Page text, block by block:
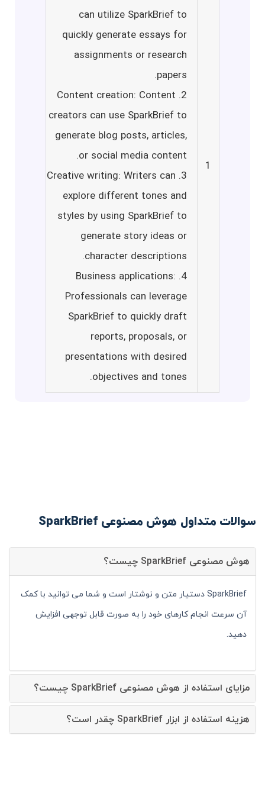
1
can utilize SparkBrief to
quickly generate essays for
assignments or research
papers.
2. Content creation: Content
creators can use SparkBrief to
generate blog posts, articles,
or social media content.
3. Creative writing: Writers can
explore different tones and
styles by using SparkBrief to
generate story ideas or
character descriptions.
4. Business applications:
Professionals can leverage
SparkBrief to quickly draft
reports, proposals, or
presentations with desired
objectives and tones.
سوالات متداول هوش مصنوعی SparkBrief
هوش مصنوعی SparkBrief چیست؟
SparkBrief دستیار متن و نوشتار است و شما می توانید با کمک
آن سرعت انجام کارهای خود را به صورت قابل توجهی افزایش
دهید.
مزایای استفاده از هوش مصنوعی SparkBrief چیست؟
هزینه استفاده از ابزار SparkBrief چقدر است؟